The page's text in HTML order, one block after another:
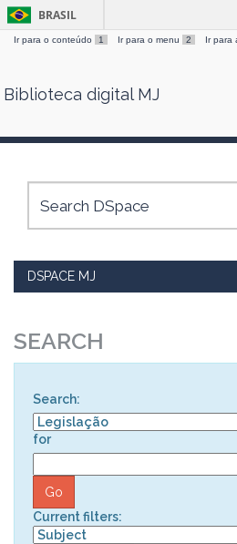
Skip
BRASIL
Ir para o conteúdo 1 Ir para o menu 2 Ir para
Biblioteca digital MJ
DSPACE MJ
SEARCH
Search:
for
Current filters: